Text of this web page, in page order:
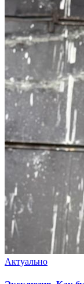
Актуально